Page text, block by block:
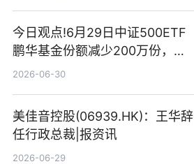
今日观点!6月29日中证500ETF
鹏华基金份额减少200万份，重
仓股亨通光电、赤峰黄金、佰维
2026-06-30
美佳音控股(06939.HK)：王华辞
任行政总裁|报资讯
2026-06-29